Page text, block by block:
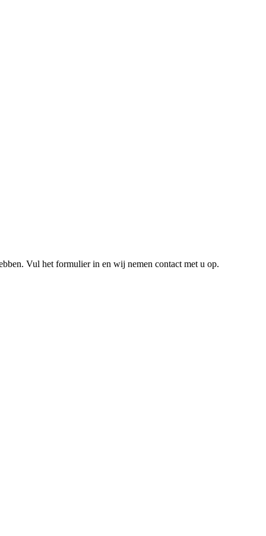
Vul het formulier in en wij nemen contact met u op.